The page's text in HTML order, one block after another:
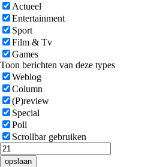
Actueel
Entertainment
Sport
Film & Tv
Games
Toon berichten van deze types
Weblog
Column
(P)review
Special
Poll
Scrollbar gebruiken
opslaan